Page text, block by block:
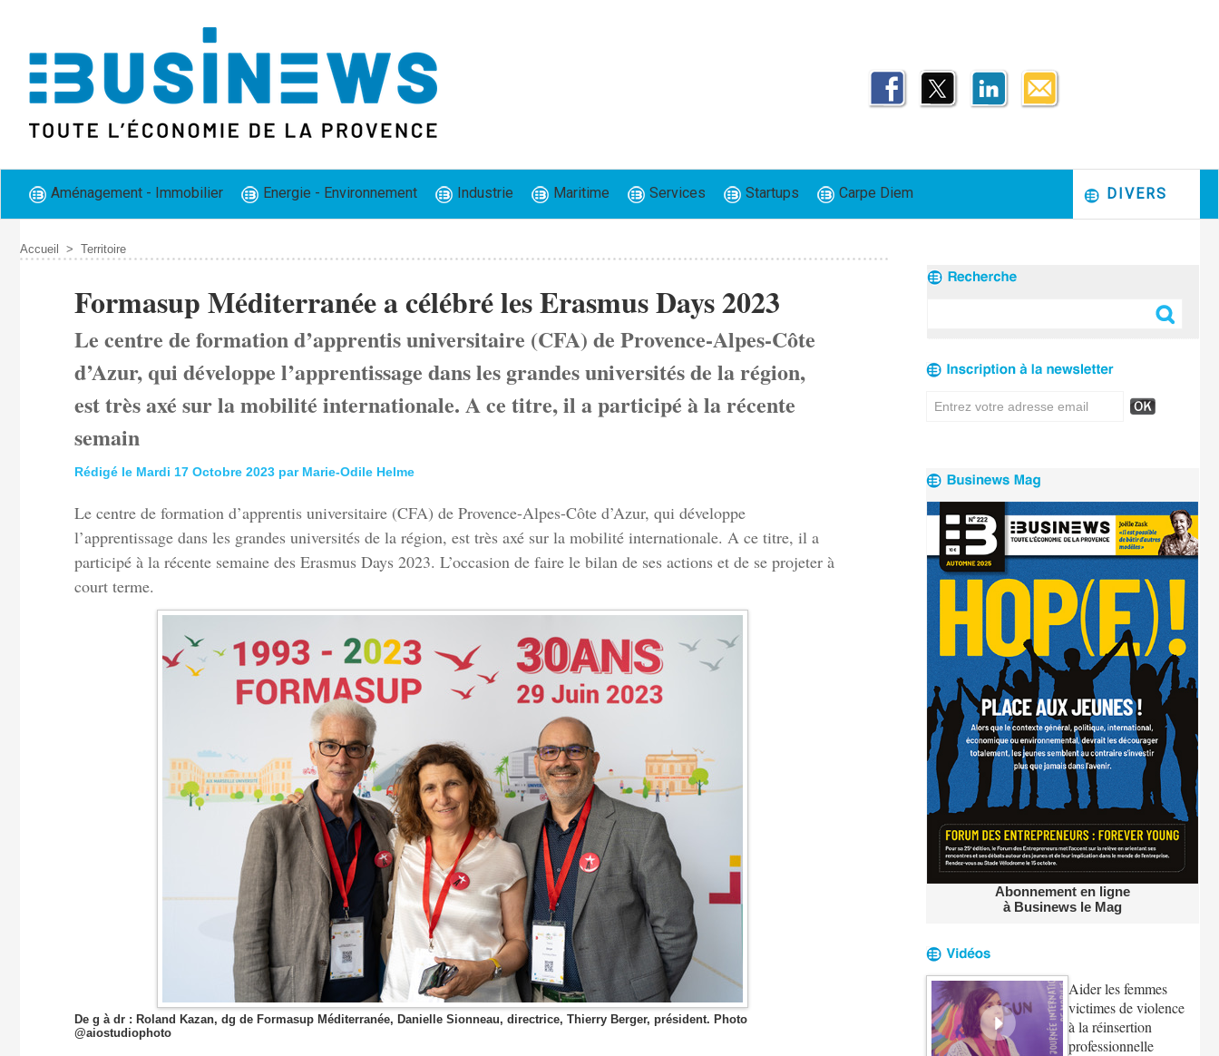
Aménagement - Immobilier Energie - Environnement Industrie Maritime Services Startups Carpe Diem DIVERS
Accueil > Territoire
Formasup Méditerranée a célébré les Erasmus Days 2023
Le centre de formation d’apprentis universitaire (CFA) de Provence-Alpes-Côte
d’Azur, qui développe l’apprentissage dans les grandes universités de la région,
est très axé sur la mobilité internationale. A ce titre, il a participé à la récente
semain
Rédigé le Mardi 17 Octobre 2023 par Marie-Odile Helme
Le centre de formation d’apprentis universitaire (CFA) de Provence-Alpes-Côte d’Azur, qui développe
l’apprentissage dans les grandes universités de la région, est très axé sur la mobilité internationale. A ce titre, il a
participé à la récente semaine des Erasmus Days 2023. L’occasion de faire le bilan de ses actions et de se projeter à
court terme.
De g à dr : Roland Kazan, dg de Formasup Méditerranée, Danielle Sionneau, directrice, Thierry Berger, président. Photo
@aiostudiophoto
Abonnement en ligne
à Businews le Mag
Aider les femmes
victimes de violence
à la réinsertion
professionnelle